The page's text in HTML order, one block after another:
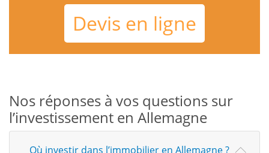
Devis en ligne
Nos réponses à vos questions sur
l’investissement en Allemagne
Où investir dans l’immobilier en Allemagne ?